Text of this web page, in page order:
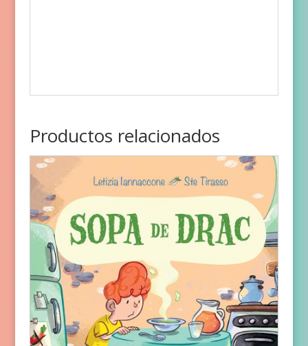
Productos relacionados